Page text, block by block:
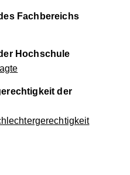
Fachbereichs
Hochschule
der